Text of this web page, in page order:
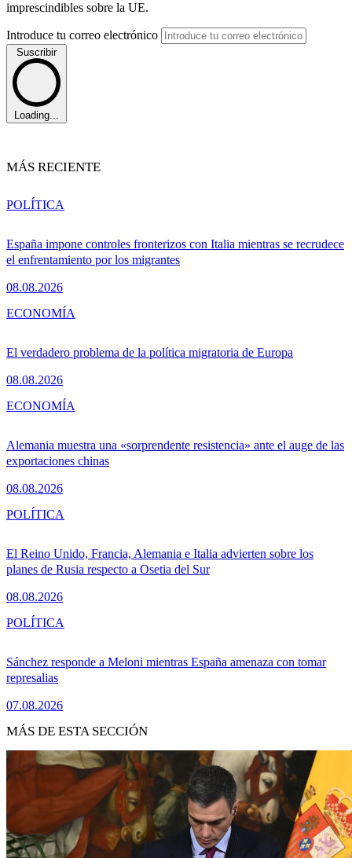
imprescindibles sobre la UE.
Introduce tu correo electrónico
Suscribir
Loading...
MÁS RECIENTE
España impone controles fronterizos con Italia mientras se recrudece
el enfrentamiento por los migrantes
08.08.2026
POLÍTICA
El verdadero problema de la política migratoria de Europa
08.08.2026
ECONOMÍA
Alemania muestra una «sorprendente resistencia» ante el auge de las
exportaciones chinas
08.08.2026
ECONOMÍA
El Reino Unido, Francia, Alemania e Italia advierten sobre los
planes de Rusia respecto a Osetia del Sur
08.08.2026
POLÍTICA
Sánchez responde a Meloni mientras España amenaza con tomar
represalias
07.08.2026
POLÍTICA
MÁS DE ESTA SECCIÓN